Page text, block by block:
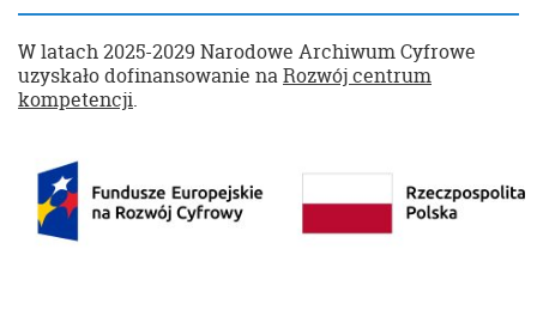
W latach 2025-2029 Narodowe Archiwum Cyfrowe
uzyskało dofinansowanie naRozwój centrum
kompetencji.